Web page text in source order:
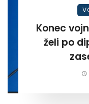
Konec
želi po